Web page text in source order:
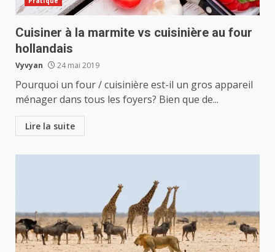
Cuisiner à la marmite vs cuisinière au four
hollandais
Vyvyan 24 mai 2019
Pourquoi un four / cuisinière est-il un gros appareil
ménager dans tous les foyers? Bien que de...
Lire la suite